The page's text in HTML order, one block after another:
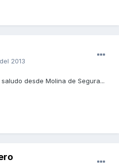
2013
desde Molina de Segura...